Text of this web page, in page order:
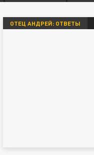
ОТЕЦ АНДРЕЙ: ОТВЕТЫ